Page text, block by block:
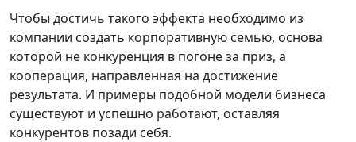
Чтобы достичь такого эффекта необходимо из
компании создать корпоративную семью, основа
которой не конкуренция в погоне за приз, а
кооперация, направленная на достижение
результата. И примеры подобной модели бизнеса
существуют и успешно работают, оставляя
конкурентов позади себя.